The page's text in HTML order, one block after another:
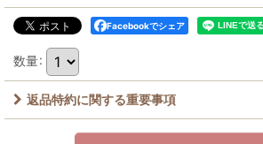
Facebookでシェア
数量:
返品特約に関する重要事項